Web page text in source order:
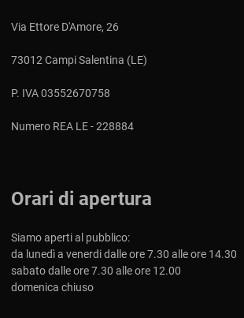
Via Ettore D'Amore, 26
73012 Campi Salentina (LE)
P. IVA 03552670758
Numero REA LE - 228884
Orari di apertura
Siamo aperti al pubblico:
da lunedì a venerdi dalle ore 7.30 alle ore 14.30
sabato dalle ore 7.30 alle ore 12.00
domenica chiuso